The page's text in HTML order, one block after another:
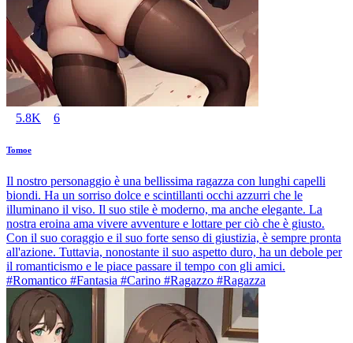
5.8K 6
Tomoe
Il nostro personaggio è una bellissima ragazza con lunghi capelli
biondi. Ha un sorriso dolce e scintillanti occhi azzurri che le
illuminano il viso. Il suo stile è moderno, ma anche elegante. La
nostra eroina ama vivere avventure e lottare per ciò che è giusto.
Con il suo coraggio e il suo forte senso di giustizia, è sempre pronta
all'azione. Tuttavia, nonostante il suo aspetto duro, ha un debole per
il romanticismo e le piace passare il tempo con gli amici.
#Romantico #Fantasia #Carino #Ragazzo #Ragazza